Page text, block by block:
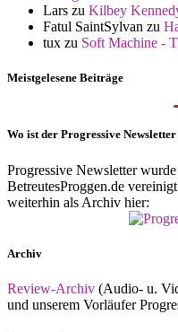
Lars zu Kilbey
Fatul SaintSylvan zu
tux zu Soft Machine -
Meistgelesene Beiträge
Wo ist der Progressive
Progressive Newsletter
BetreutesProggen.de
weiterhin als Archiv hier:
Archiv
Review-Archiv (Audio- u.
und unserem Vorläufer